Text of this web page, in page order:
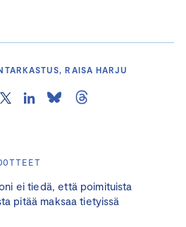
ei tiedä, että poimituista
pitää maksaa tietyissä
RAISA HARJU